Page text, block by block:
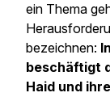
ein Thema
bezeichnen:
beschäftigt
Haid und